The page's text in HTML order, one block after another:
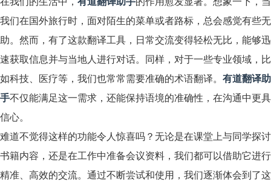
我们在国外旅行时，面对陌生的菜单或者路标，总会感觉有些无
助。然而，有了这款翻译工具，日常交流变得轻松无比，能够迅
速获取信息并与当地人进行对话。同样，对于一些专业领域，比
如科技、医疗等，我们也常常需要准确的术语翻译。 有道翻译助
手不仅能满足这一需求，还能保持语境的准确性，在沟通中更具
信心。
难道不觉得这样的功能令人惊喜吗？无论是在课堂上与同学探讨
书籍内容，还是在工作中准备会议资料，我们都可以借助它进行
精准、高效的交流。通过不断尝试和使用，我们逐渐体会到了这